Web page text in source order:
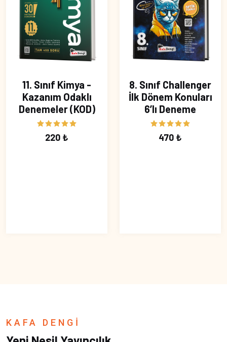
11. Sınıf Kimya -
Kazanım Odaklı
Denemeler (KOD)
220 ₺
8. Sınıf Challenger
İlk Dönem Konuları
6’lı Deneme
470 ₺
KAFA DENGİ